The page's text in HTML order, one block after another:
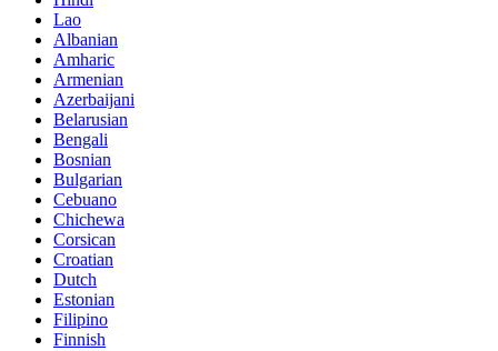
Lao
Albanian
Amharic
Armenian
Azerbaijani
Belarusian
Bengali
Bosnian
Bulgarian
Cebuano
Chichewa
Corsican
Croatian
Dutch
Estonian
Filipino
Finnish